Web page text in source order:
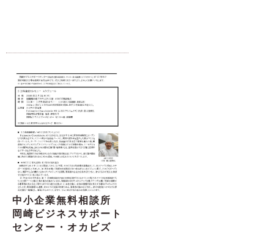
中小企業無料相談所
岡崎ビジネスサポート
センター・オカビズ